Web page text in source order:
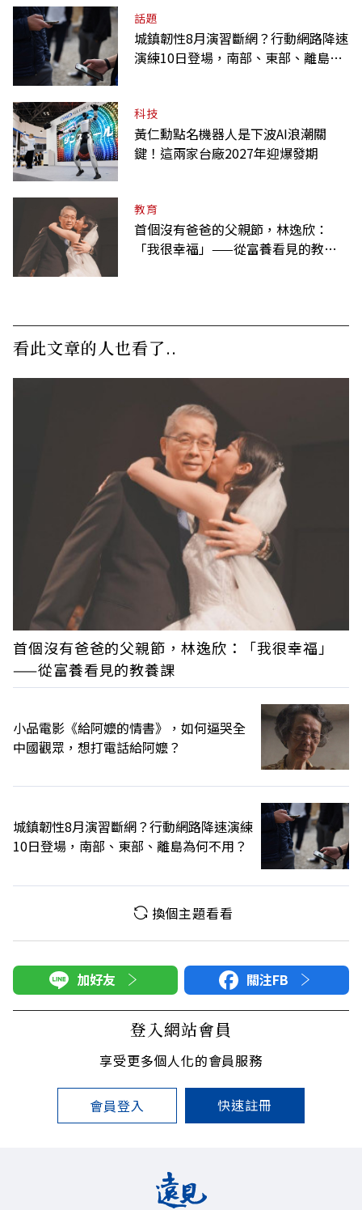
話題
城鎮韌性8月演習斷網？行動網路降速
演練10日登場，南部、東部、離島為
科技
黃仁勳點名機器人是下波AI浪潮關
鍵！這兩家台廠2027年迎爆發期
教育
首個沒有爸爸的父親節，林逸欣：
「我很幸福」——從富養看見的教養
看此文章的人也看了..
首個沒有爸爸的父親節，林逸欣：「我很幸福」
——從富養看見的教養課
小品電影《給阿嬤的情書》，如何逼哭全
中國觀眾，想打電話給阿嬤？
城鎮韌性8月演習斷網？行動網路降速演練
10日登場，南部、東部、離島為何不用？
換個主題看看
加好友 關注FB
登入網站會員
享受更多個人化的會員服務
會員登入 快速註冊